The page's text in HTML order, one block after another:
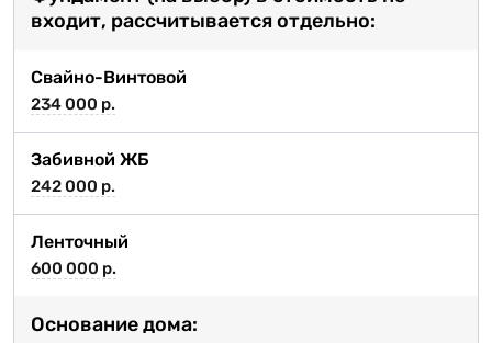
входит, рассчитывается отдельно:
Свайно-Винтовой
234 000 р.
Забивной ЖБ
242 000 р.
Ленточный
600 000 р.
Основание дома: